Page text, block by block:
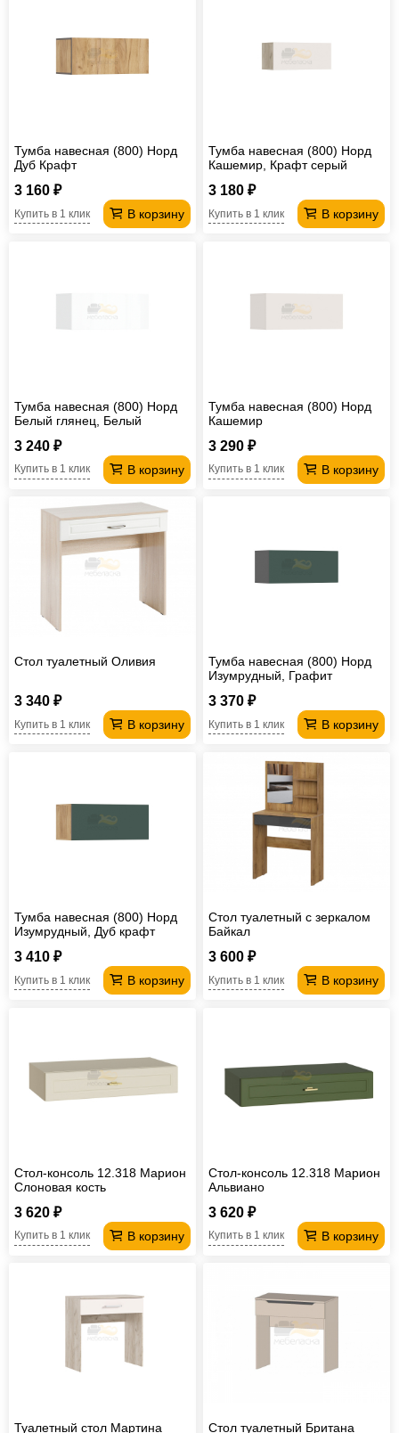
Тумба навесная (800) Норд
Дуб Крафт
3 160 ₽
В корзину
Купить в 1 клик
Тумба навесная (800) Норд
Кашемир, Крафт серый
3 180 ₽
В корзину
Купить в 1 клик
Тумба навесная (800) Норд
Белый глянец, Белый
3 240 ₽
В корзину
Купить в 1 клик
Тумба навесная (800) Норд
Кашемир
3 290 ₽
В корзину
Купить в 1 клик
Стол туалетный Оливия
3 340 ₽
В корзину
Купить в 1 клик
Тумба навесная (800) Норд
Изумрудный, Графит
3 370 ₽
В корзину
Купить в 1 клик
Тумба навесная (800) Норд
Изумрудный, Дуб крафт
3 410 ₽
В корзину
Купить в 1 клик
Стол туалетный с зеркалом
Байкал
3 600 ₽
В корзину
Купить в 1 клик
Стол-консоль 12.318 Марион
Слоновая кость
3 620 ₽
В корзину
Купить в 1 клик
Стол-консоль 12.318 Марион
Альвиано
3 620 ₽
В корзину
Купить в 1 клик
Туалетный стол Мартина
Стол туалетный Британа